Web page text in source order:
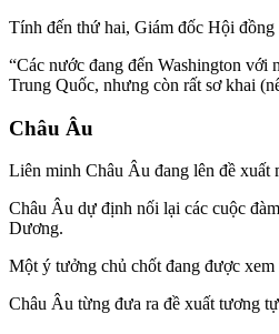
Tính đến thứ hai, Giám đốc Hội
“Các nước đang đến Washington
Trung Quốc, nhưng còn rất sơ khai
Châu Âu
Liên minh Châu Âu đang lên đề
Châu Âu dự định nối lại các cuộc
Dương.
Một ý tưởng chủ chốt đang được
Châu Âu từng đưa ra đề xuất tương